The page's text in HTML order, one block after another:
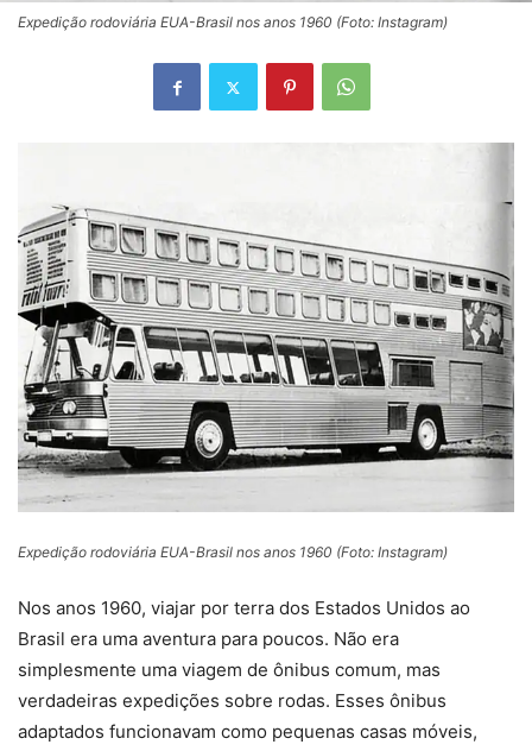
Expedição rodoviária EUA-Brasil nos anos 1960 (Foto: Instagram)
Expedição rodoviária EUA-Brasil nos anos 1960 (Foto: Instagram)
Nos anos 1960, viajar por terra dos Estados Unidos ao
Brasil era uma aventura para poucos. Não era
simplesmente uma viagem de ônibus comum, mas
verdadeiras expedições sobre rodas. Esses ônibus
adaptados funcionavam como pequenas casas móveis,